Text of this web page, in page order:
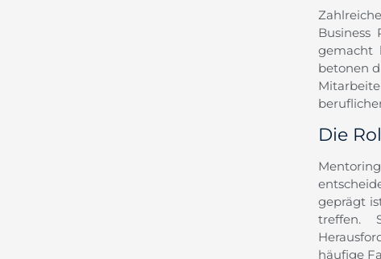
Business
gemacht
betonen
Die
geprägt
treffen.
häufige